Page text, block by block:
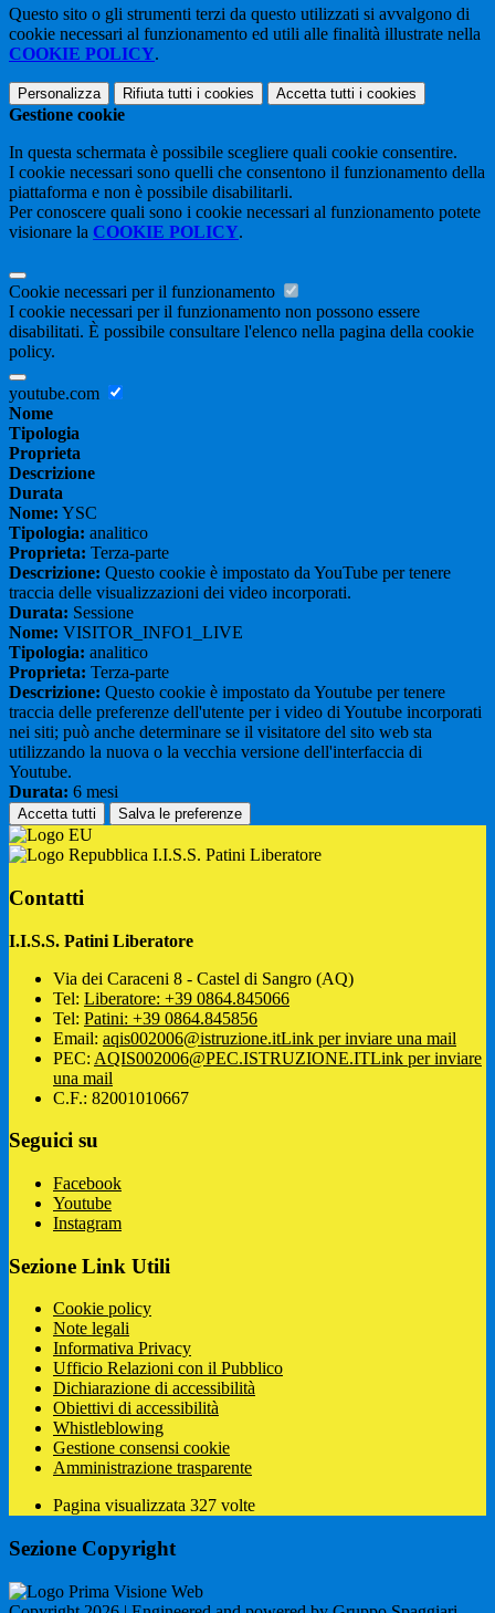
Questo sito o gli strumenti terzi da questo utilizzati si avvalgono di
cookie necessari al funzionamento ed utili alle finalità illustrate nella
COOKIE POLICY.
Personalizza Rifiuta tutti i cookies Accetta tutti i cookies
Gestione cookie
In questa schermata è possibile scegliere quali cookie consentire.
I cookie necessari sono quelli che consentono il funzionamento della
piattaforma e non è possibile disabilitarli.
Per conoscere quali sono i cookie necessari al funzionamento potete
visionare la COOKIE POLICY.
Cookie necessari per il funzionamento
I cookie necessari per il funzionamento non possono essere
disabilitati. È possibile consultare l'elenco nella pagina della cookie
policy.
youtube.com
Nome
Tipologia
Proprieta
Descrizione
Durata
Nome: YSC
Tipologia: analitico
Proprieta: Terza-parte
Descrizione: Questo cookie è impostato da YouTube per tenere
traccia delle visualizzazioni dei video incorporati.
Durata: Sessione
Nome: VISITOR_INFO1_LIVE
Tipologia: analitico
Proprieta: Terza-parte
Descrizione: Questo cookie è impostato da Youtube per tenere
traccia delle preferenze dell'utente per i video di Youtube incorporati
nei siti; può anche determinare se il visitatore del sito web sta
utilizzando la nuova o la vecchia versione dell'interfaccia di
Youtube.
Durata: 6 mesi
Accetta tutti Salva le preferenze
I.I.S.S. Patini Liberatore
Contatti
I.I.S.S. Patini Liberatore
Via dei Caraceni 8 - Castel di Sangro (AQ)
Tel: Liberatore: +39 0864.845066
Tel: Patini: +39 0864.845856
Email: aqis002006@istruzione.itLink per inviare una mail
PEC: AQIS002006@PEC.ISTRUZIONE.ITLink per inviare
una mail
C.F.: 82001010667
Seguici su
Facebook
Youtube
Instagram
Sezione Link Utili
Cookie policy
Note legali
Informativa Privacy
Ufficio Relazioni con il Pubblico
Dichiarazione di accessibilità
Obiettivi di accessibilità
Whistleblowing
Gestione consensi cookie
Amministrazione trasparente
Pagina visualizzata 327 volte
Sezione Copyright